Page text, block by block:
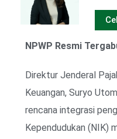
NPWP Resmi
Direktur Jenderal
Keuangan, Suryo
rencana integrasi
Kependudukan (NIK)